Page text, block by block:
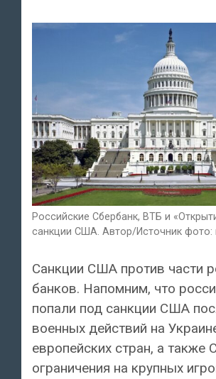
Российские Сбербанк, ВТБ и
санкции США. Автор/Источник фото:
Санкции США против части
банков. Напомним, что
попали под санкции США
военных действий на
европейских стран, а
ограничения на крупных